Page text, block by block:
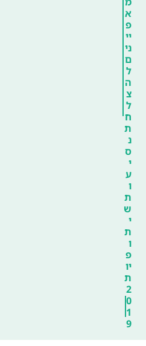
א
פ
יי
ני
ם
ל
ה
צ
ל
ח
ת
נ
ס
י
ע
ו
ת
ש
י
ת
ו
פ
יו
ת
2
0
1
9